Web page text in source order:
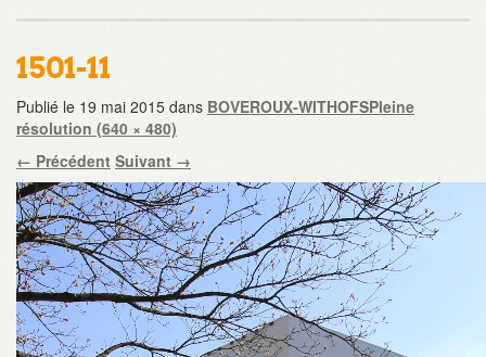
1501-11
Publié le 19 mai 2015 dans BOVEROUX-WITHOFSPleine
résolution (640 × 480)
← Précédent Suivant →